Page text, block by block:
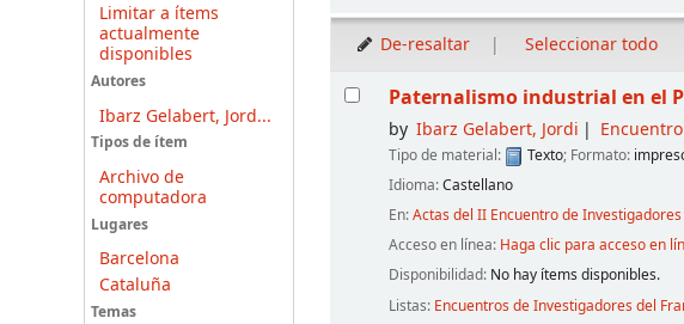
Limitar a ítems
actualmente
disponibles
Autores
Ibarz Gelabert, Jord...
Tipos de ítem
Archivo de
computadora
Lugares
Barcelona
Cataluña
Temas
De-resaltar Seleccionar todo
Resultados
Paternalismo industrial en el
by Ibarz Gelabert, Jordi
Tipo de material: Texto; Formato:
Idioma:Castellano
En:Actas del II Encuentro de
Acceso en línea: Haga clic para acceso en
Disponibilidad: No hay ítems disponibles.
Listas: Encuentros de Investigadores del